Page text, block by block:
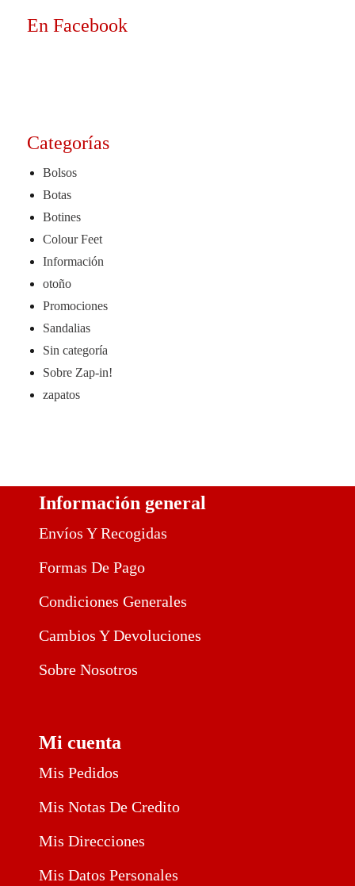
En Facebook
Categorías
Bolsos
Botas
Botines
Colour Feet
Información
otoño
Promociones
Sandalias
Sin categoría
Sobre Zap-in!
zapatos
Información general
Envíos Y Recogidas
Formas De Pago
Condiciones Generales
Cambios Y Devoluciones
Sobre Nosotros
Mi cuenta
Mis Pedidos
Mis Notas De Credito
Mis Direcciones
Mis Datos Personales